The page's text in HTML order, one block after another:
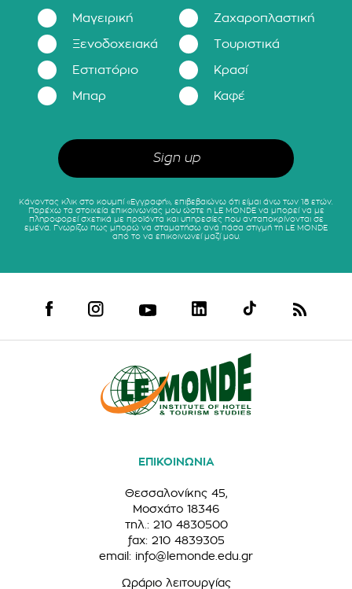
Μαγειρική Ζαχαροπλαστική
Ξενοδοχειακά Τουριστικά
Εστιατόριο Κρασί
Μπαρ Καφέ
Κάνοντας κλικ στο κουμπί «Εγγραφή», επιβεβαιώνω ότι είμαι άνω των 18 ετών.
Παρέχω τα στοιχεία επικοινωνίας μου ώστε η LE MONDE να μπορεί να με
πληροφορεί σχετικά με προϊόντα και υπηρεσίες που ανταποκρίνονται σε
εμένα. Γνωρίζω πως μπορώ να σταματήσω ανά πάσα στιγμή τη LE MONDE
από το να επικοινωνεί μαζί μου.
ΕΠΙΚΟΙΝΩΝΙΑ
Θεσσαλονίκης 45,
Μοσχάτο 18346
τηλ.: 210 4830500
fax: 210 4839305
email: info@lemonde.edu.gr
Ωράριο λειτουργίας